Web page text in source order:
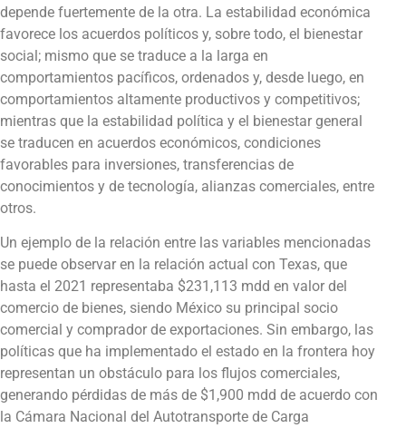
depende fuertemente de la otra. La estabilidad económica
favorece los acuerdos políticos y, sobre todo, el bienestar
social; mismo que se traduce a la larga en
comportamientos pacíficos, ordenados y, desde luego, en
comportamientos altamente productivos y competitivos;
mientras que la estabilidad política y el bienestar general
se traducen en acuerdos económicos, condiciones
favorables para inversiones, transferencias de
conocimientos y de tecnología, alianzas comerciales, entre
otros.
Un ejemplo de la relación entre las variables mencionadas
se puede observar en la relación actual con Texas, que
hasta el 2021 representaba $231,113 mdd en valor del
comercio de bienes, siendo México su principal socio
comercial y comprador de exportaciones. Sin embargo, las
políticas que ha implementado el estado en la frontera hoy
representan un obstáculo para los flujos comerciales,
generando pérdidas de más de $1,900 mdd de acuerdo con
la Cámara Nacional del Autotransporte de Carga